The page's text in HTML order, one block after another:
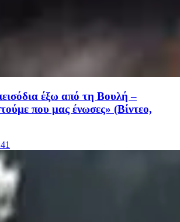
έξω από τη Βουλή –
που μας ένωσες» (Βίντεο,